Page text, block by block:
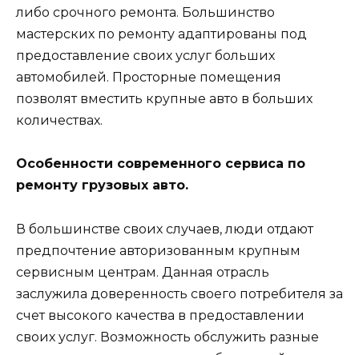
либо срочного ремонта. Большинство
мастерских по ремонту адаптированы под
предоставление своих услуг больших
автомобилей. Просторные помещения
позволят вместить крупные авто в больших
количествах.
Особенности современного сервиса по
ремонту грузовых авто.
В большинстве своих случаев, люди отдают
предпочтение авторизованным крупным
сервисным центрам. Данная отрасль
заслужила доверенность своего потребителя за
счет высокого качества в предоставлении
своих услуг. Возможность обслужить разные